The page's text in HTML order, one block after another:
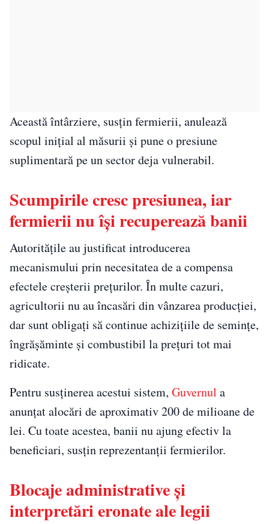
Această întârziere, susțin fermierii, anulează
scopul inițial al măsurii și pune o presiune
suplimentară pe un sector deja vulnerabil.
Scumpirile cresc presiunea, iar
fermierii nu își recuperează banii
Autoritățile au justificat introducerea
mecanismului prin necesitatea de a compensa
efectele creșterii prețurilor. În multe cazuri,
agricultorii nu au încasări din vânzarea producției,
dar sunt obligați să continue achizițiile de semințe,
îngrășăminte și combustibil la prețuri tot mai
ridicate.
Pentru susținerea acestui sistem, Guvernul a
anunțat alocări de aproximativ 200 de milioane de
lei. Cu toate acestea, banii nu ajung efectiv la
beneficiari, susțin reprezentanții fermierilor.
Blocaje administrative și
interpretări eronate ale legii